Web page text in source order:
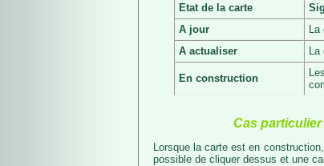
Etat de la carte
A jour
La
A actualiser
La
En construction
Cas
Lorsque la carte est en
possible de cliquer dessus et une